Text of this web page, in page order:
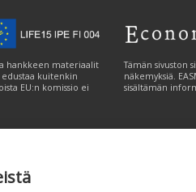
hankkeen materiaalit
kuitenkin
EU:n komissio ei
Tämän sivuston
näkemyksiä.
sisältämän